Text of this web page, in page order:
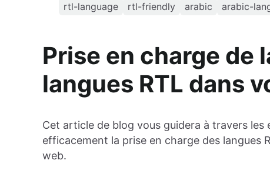
rtl-language rtl-friendly arabic arabic-
Prise en charge de
langues RTL dans
Cet article de blog vous guidera à travers
efficacement la prise en charge des langues
web.